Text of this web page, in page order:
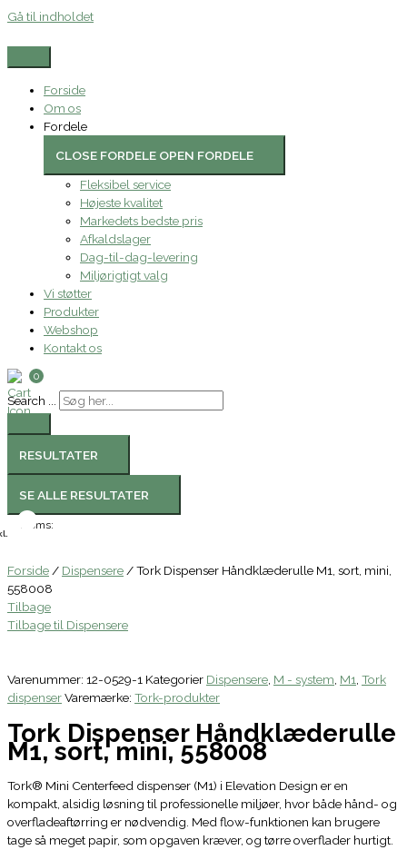
Gå til indholdet
Forside
Om os
Fordele
CLOSE FORDELE OPEN FORDELE
Fleksibel service
Højeste kvalitet
Markedets bedste pris
Afkaldslager
Dag-til-dag-levering
Miljørigtigt valg
Vi støtter
Produkter
Webshop
Kontakt os
0
Search ...
RESULTATER
SE ALLE RESULTATER
Moms:
Forside/ Dispensere/ Tork Dispenser Håndklæderulle M1, sort, mini,
558008
Tilbage
Tilbage til Dispensere
Varenummer: 12-0529-1 Kategorier Dispensere, M - system, M1, Tork
dispenserVaremærke: Tork-produkter
Tork Dispenser Håndklæderulle
M1, sort, mini, 558008
Tork® Mini Centerfeed dispenser (M1) i Elevation Design er en
kompakt, alsidig løsning til professionelle miljøer, hvor både hånd- og
overfladeaftørring er nødvendig. Med flow-funktionen kan brugere
tage så meget papir, som opgaven kræver, og tørre overflader hurtigt.